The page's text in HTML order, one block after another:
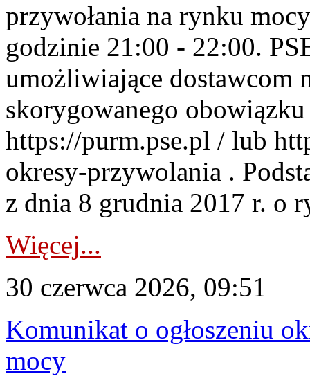
przywołania na rynku
godzinie 21:00 - 22:00.
umożliwiające dostawcom
skorygowanego
https://purm.pse.pl / lub
okresy-przywolania .
z dnia 8 grudnia 2017 r. o
Więcej...
30 czerwca 2026, 09:51
Komunikat o ogłoszeniu
mocy